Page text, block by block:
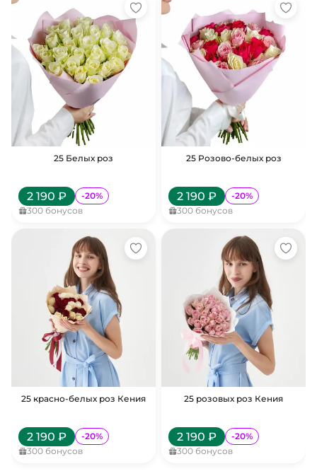
25 Белых роз
2 190 ₽ -20%
300 бонусов
25 Розово-белых роз
2 190 ₽ -20%
300 бонусов
25 красно-белых роз Кения
2 190 ₽ -20%
300 бонусов
25 розовых роз Кения
2 190 ₽ -20%
300 бонусов